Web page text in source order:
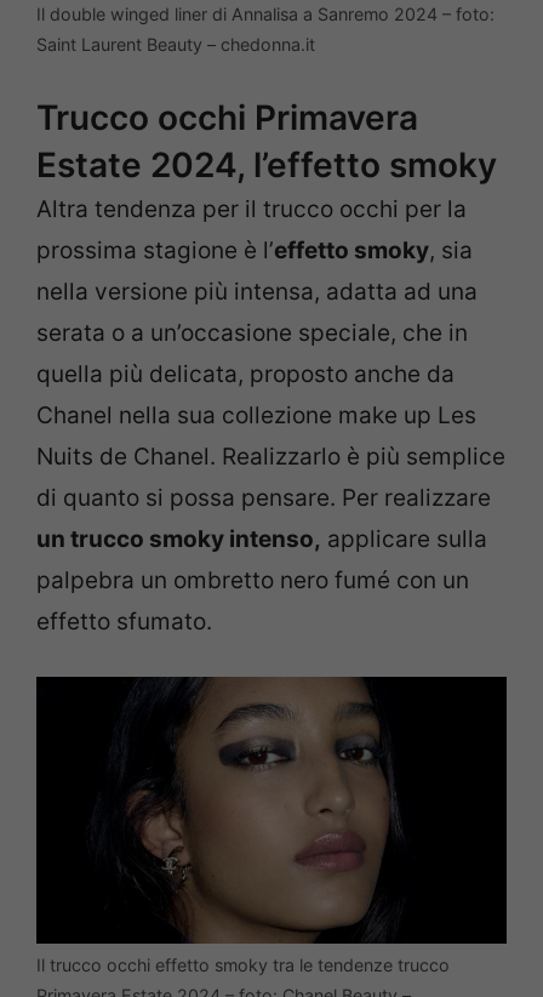
Il double winged liner di Annalisa a Sanremo 2024 – foto:
Saint Laurent Beauty – chedonna.it
Trucco occhi Primavera
Estate 2024, l’effetto smoky
Altra tendenza per il trucco occhi per la
prossima stagione è l’effetto smoky, sia
nella versione più intensa, adatta ad una
serata o a un’occasione speciale, che in
quella più delicata, proposto anche da
Chanel nella sua collezione make up Les
Nuits de Chanel. Realizzarlo è più semplice
di quanto si possa pensare. Per realizzare
un trucco smoky intenso, applicare sulla
palpebra un ombretto nero fumé con un
effetto sfumato.
Il trucco occhi effetto smoky tra le tendenze trucco